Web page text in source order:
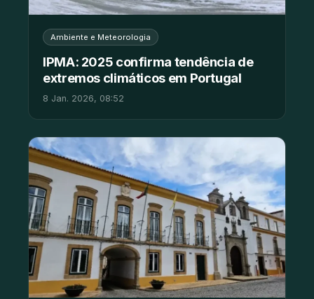
Ambiente e Meteorologia
IPMA: 2025 confirma tendência de
extremos climáticos em Portugal
8 Jan. 2026, 08:52